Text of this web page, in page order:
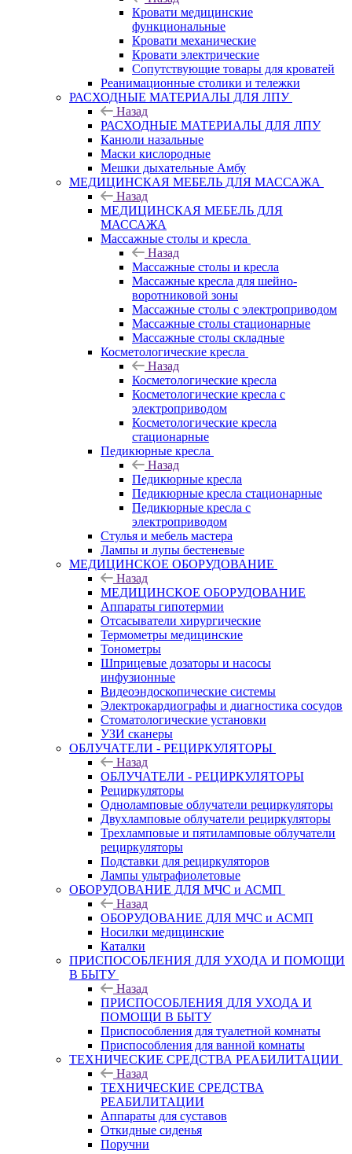
Кровати медицинские
функциональные
Кровати механические
Кровати электрические
Сопутствующие товары для кроватей
Реанимационные столики и тележки
РАСХОДНЫЕ МАТЕРИАЛЫ ДЛЯ ЛПУ
Назад
РАСХОДНЫЕ МАТЕРИАЛЫ ДЛЯ ЛПУ
Канюли назальные
Маски кислородные
Мешки дыхательные Амбу
МЕДИЦИНСКАЯ МЕБЕЛЬ ДЛЯ МАССАЖА
Назад
МЕДИЦИНСКАЯ МЕБЕЛЬ ДЛЯ
МАССАЖА
Массажные столы и кресла
Назад
Массажные столы и кресла
Массажные кресла для шейно-
воротниковой зоны
Массажные столы с электроприводом
Массажные столы стационарные
Массажные столы складные
Косметологические кресла
Назад
Косметологические кресла
Косметологические кресла с
электроприводом
Косметологические кресла
стационарные
Педикюрные кресла
Назад
Педикюрные кресла
Педикюрные кресла стационарные
Педикюрные кресла с
электроприводом
Стулья и мебель мастера
Лампы и лупы бестеневые
МЕДИЦИНСКОЕ ОБОРУДОВАНИЕ
Назад
МЕДИЦИНСКОЕ ОБОРУДОВАНИЕ
Аппараты гипотермии
Отсасыватели хирургические
Термометры медицинские
Тонометры
Шприцевые дозаторы и насосы
инфузионные
Видеоэндоскопические системы
Электрокардиографы и диагностика сосудов
Стоматологические установки
УЗИ сканеры
ОБЛУЧАТЕЛИ - РЕЦИРКУЛЯТОРЫ
Назад
ОБЛУЧАТЕЛИ - РЕЦИРКУЛЯТОРЫ
Рециркуляторы
Одноламповые облучатели рециркуляторы
Двухламповые облучатели рециркуляторы
Трехламповые и пятиламповые облучатели
рециркуляторы
Подставки для рециркуляторов
Лампы ультрафиолетовые
ОБОРУДОВАНИЕ ДЛЯ МЧС и АСМП
Назад
ОБОРУДОВАНИЕ ДЛЯ МЧС и АСМП
Носилки медицинские
Каталки
ПРИСПОСОБЛЕНИЯ ДЛЯ УХОДА И ПОМОЩИ
В БЫТУ
Назад
ПРИСПОСОБЛЕНИЯ ДЛЯ УХОДА И
ПОМОЩИ В БЫТУ
Приспособления для туалетной комнаты
Приспособления для ванной комнаты
ТЕХНИЧЕСКИЕ СРЕДСТВА РЕАБИЛИТАЦИИ
Назад
ТЕХНИЧЕСКИЕ СРЕДСТВА
РЕАБИЛИТАЦИИ
Аппараты для суставов
Откидные сиденья
Поручни